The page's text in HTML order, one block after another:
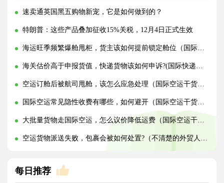
速卖通英国黑五购物新宠，它是如何做到的？
特朗普：这些产品叠加征收15%关税，12月4日正式生效
海运旺季频繁爆舱甩柜，货主该如何提前锁定舱位（国际海运干货知识分享）
海关估价高于申报货值，快递货物该如何申诉?(国际快递干货知识分享)
空运订舱后被航司甩舱，该怎么应急处理（国际空运干货知识分享）
国际空运常见隐性收费有哪些，如何避开（国际空运干货知识分享）
大批量货物走国际空运，怎么议价降低运费（国际空运干货知识分享）
空运货物派送失败，包裹会被如何处置?（不清楚的外贸人看过来）
每日推荐